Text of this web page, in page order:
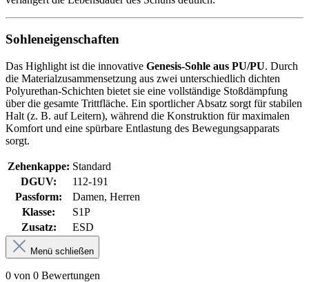
Sohleneigenschaften
Das Highlight ist die innovative Genesis-Sohle aus PU/PU. Durch
die Materialzusammensetzung aus zwei unterschiedlich dichten
Polyurethan-Schichten bietet sie eine vollständige Stoßdämpfung
über die gesamte Trittfläche. Ein sportlicher Absatz sorgt für stabilen
Halt (z. B. auf Leitern), während die Konstruktion für maximalen
Komfort und eine spürbare Entlastung des Bewegungsapparats
sorgt.
Zehenkappe: Standard
DGUV:
112-191
Passform:
Damen, Herren
Klasse:
S1P
Zusatz:
ESD
Menü schließen
0 von 0 Bewertungen